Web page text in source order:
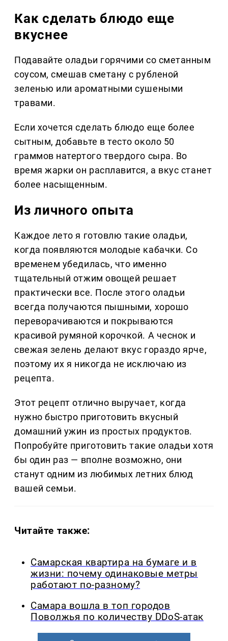
Как сделать блюдо еще
вкуснее
Подавайте оладьи горячими со сметанным
соусом, смешав сметану с рубленой
зеленью или ароматными сушеными
травами.
Если хочется сделать блюдо еще более
сытным, добавьте в тесто около 50
граммов натертого твердого сыра. Во
время жарки он расплавится, а вкус станет
более насыщенным.
Из личного опыта
Каждое лето я готовлю такие оладьи,
когда появляются молодые кабачки. Со
временем убедилась, что именно
тщательный отжим овощей решает
практически все. После этого оладьи
всегда получаются пышными, хорошо
переворачиваются и покрываются
красивой румяной корочкой. А чеснок и
свежая зелень делают вкус гораздо ярче,
поэтому их я никогда не исключаю из
рецепта.
Этот рецепт отлично выручает, когда
нужно быстро приготовить вкусный
домашний ужин из простых продуктов.
Попробуйте приготовить такие оладьи хотя
бы один раз — вполне возможно, они
станут одним из любимых летних блюд
вашей семьи.
Читайте также:
Самарская квартира на бумаге и в
жизни: почему одинаковые метры
работают по-разному?
Самара вошла в топ городов
Поволжья по количеству DDoS-атак